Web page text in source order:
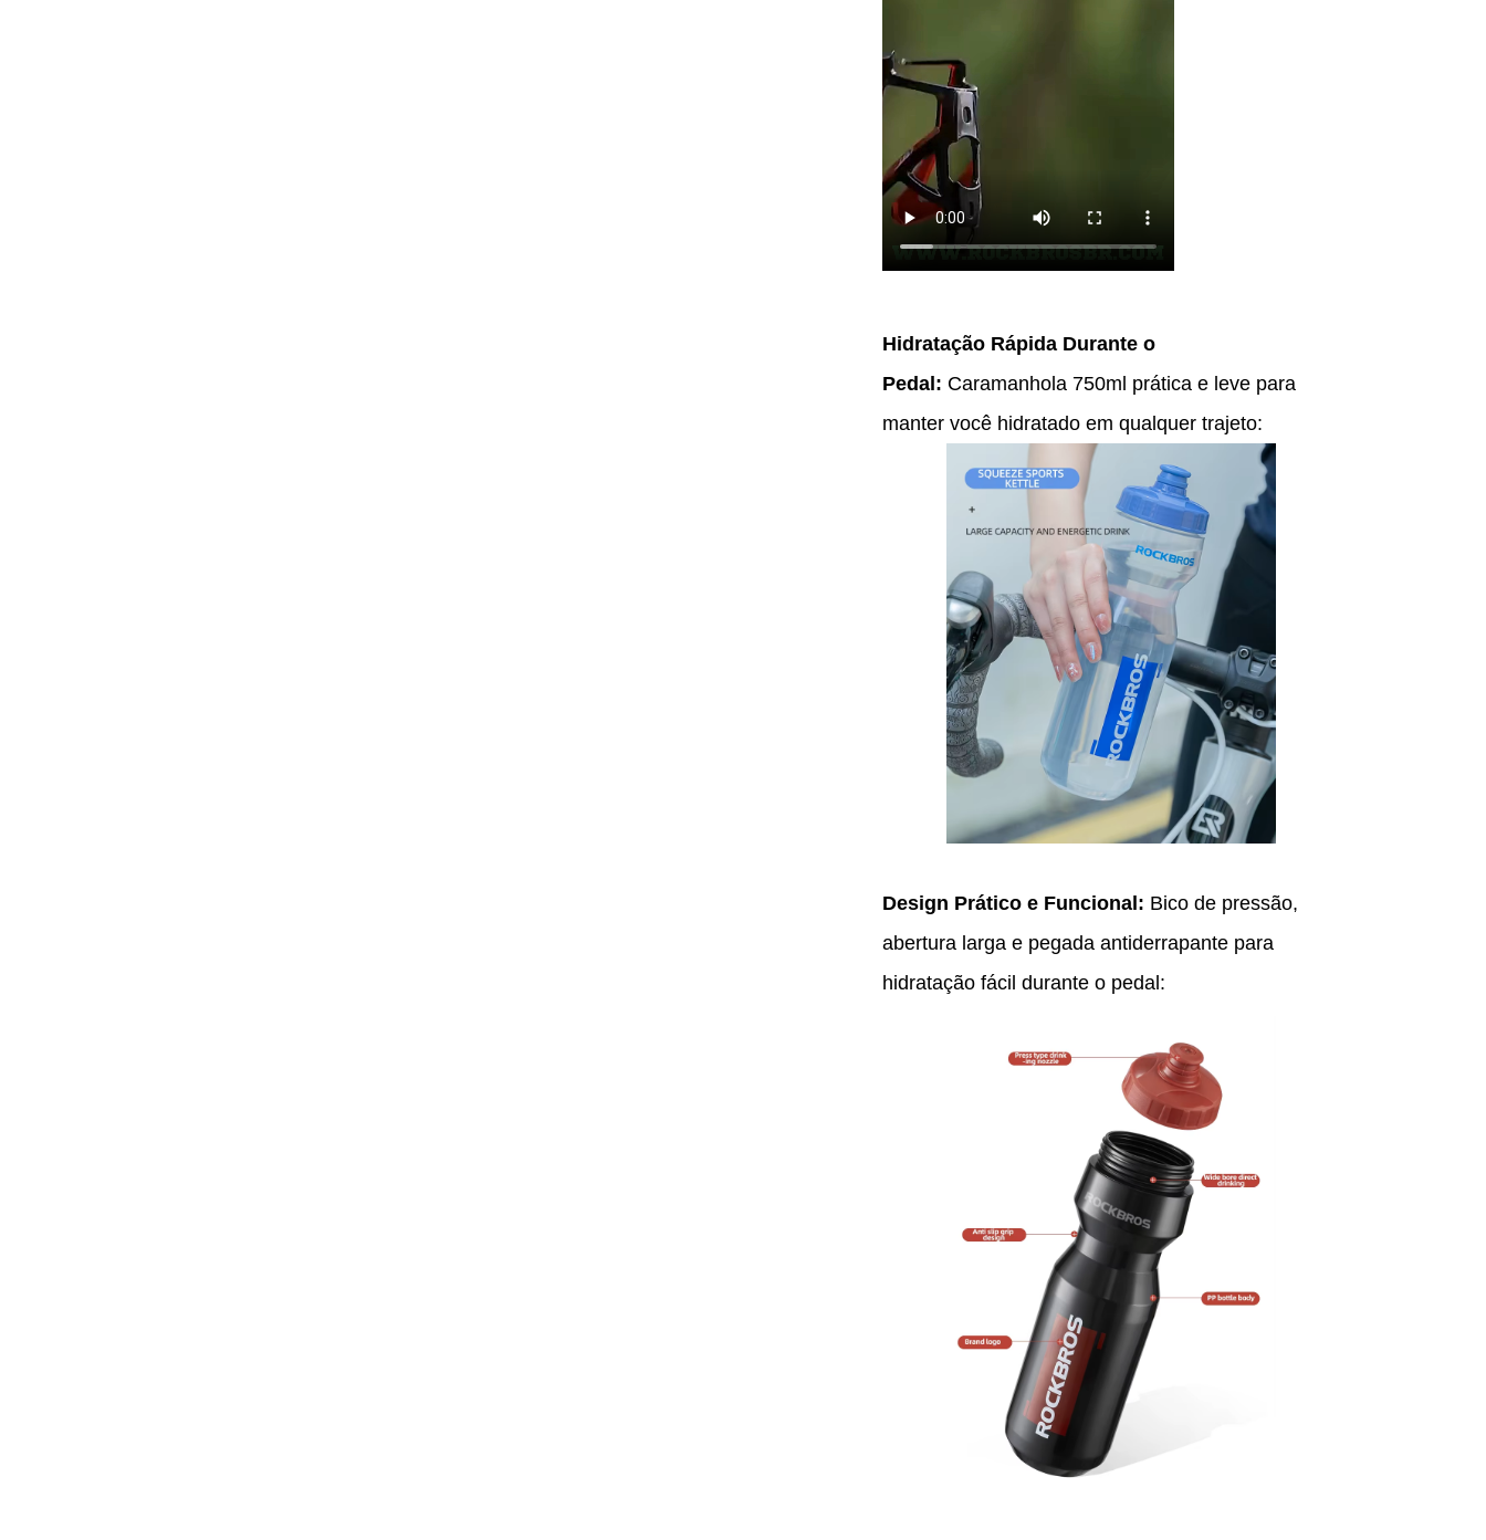
Hidratação Rápida Durante o
Pedal: Caramanhola 750ml prática e leve para
manter você hidratado em qualquer trajeto:
Design Prático e Funcional: Bico de pressão,
abertura larga e pegada antiderrapante para
hidratação fácil durante o pedal: